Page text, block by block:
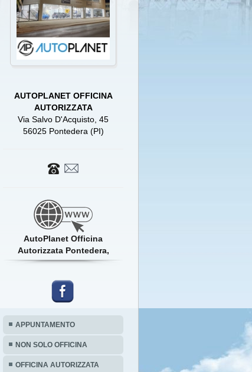
AUTOPLANET OFFICINA
AUTORIZZATA
Via Salvo D'Acquisto, 45
56025 Pontedera (PI)
AutoPlanet Officina
Autorizzata Pontedera,
APPUNTAMENTO
NON SOLO OFFICINA
OFFICINA AUTORIZZATA